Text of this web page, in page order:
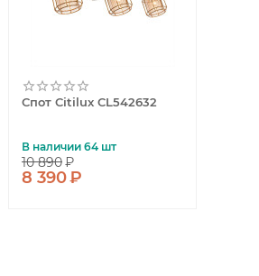
Спот Citilux CL542632
В наличии 64 шт
10 890₽
8 390₽